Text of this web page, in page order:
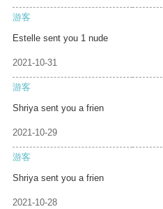
游客
Estelle sent you 1 nude
2021-10-31
游客
Shriya sent you a frien
2021-10-29
游客
Shriya sent you a frien
2021-10-28